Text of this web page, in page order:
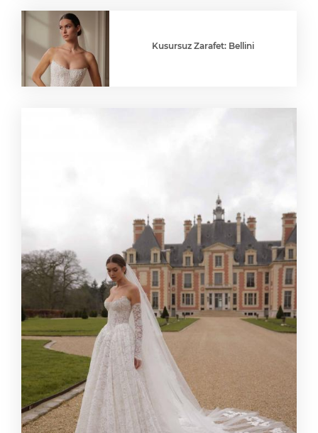
Kusursuz Zarafet: Bellini